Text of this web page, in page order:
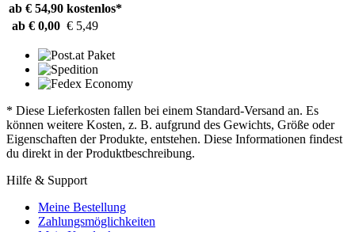
ab € 54,90 kostenlos*
ab € 0,00 € 5,49
* Diese Lieferkosten fallen bei einem Standard-Versand an. Es
können weitere Kosten, z. B. aufgrund des Gewichts, Größe oder
Eigenschaften der Produkte, entstehen. Diese Informationen findest
du direkt in der Produktbeschreibung.
Hilfe & Support
Meine Bestellung
Zahlungsmöglichkeiten